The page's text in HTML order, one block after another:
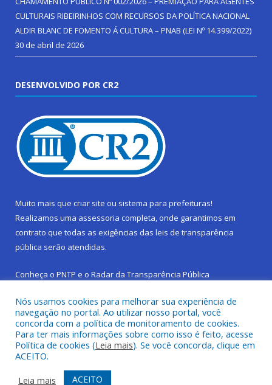
CULTURAIS RIBEIRINHOS COM RECURSOS DA POLÍTICA NACIONAL
ALDIR BLANC DE FOMENTO Á CULTURA – PNAB (LEI Nº 14.399/2022)
30 de abril de 2026
DESENVOLVIDO POR CR2
Muito mais que criar site ou sistema para prefeituras!
Realizamos uma assessoria completa, onde garantimos em
contrato que todas as exigências das leis de transparência
pública serão atendidas.
Conheça o PNTP e o Radar da Transparência Pública
Todos os direitos reservados a Prefeitura Municipal de São
Sebastião da Boa Vista.
Frequência Online
Mapa do Site
Nós usamos cookies para melhorar sua experiência de
navegação no portal. Ao utilizar nosso portal, você
concorda com a política de monitoramento de cookies.
Para ter mais informações sobre como isso é feito, acesse
Política de cookies (Leia mais). Se você concorda, clique em
ACEITO.
Leia mais
ACEITO